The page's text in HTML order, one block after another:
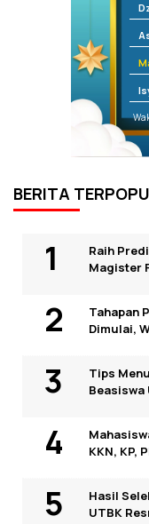
BERITA
Raih
Magister
Tahapan
Dimulai,
Tips
KKN, KP,
Hasil
UTBK